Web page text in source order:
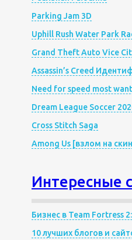
Parking Jam 3D
Uphill Rush Water Park
Grand Theft Auto Vice
Assassin’s Creed
Need for speed most
Dream League Soccer
Cross Stitch Saga
Among Us [взлом на
Интересные
Бизнес в Team Fortress
10 лучших блогов и